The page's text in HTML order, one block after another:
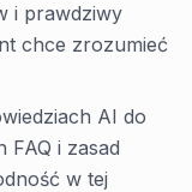
i prawdziwy
chce zrozumieć
AI do
FAQ i zasad
w tej